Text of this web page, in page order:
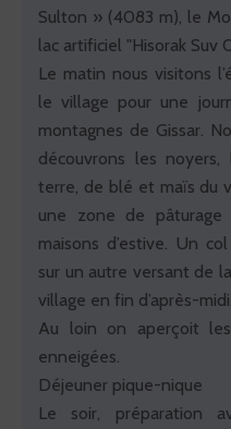
Sulton » (4083 m), le
lac artificiel "Hisorak Suv
Le matin nous visitons
le village pour une
montagnes de Gissar.
découvrons les
terre, de blé et maïs du
une zone de pâturage
maisons d’estive. Un
sur un autre versant de
village en fin d’après-midi.
Au loin on aperçoit
enneigées.
Déjeuner pique-nique
Le soir, préparation